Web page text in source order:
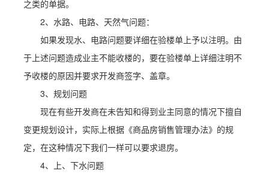
之类的单据。
2、水路、电路、天然气问题：
如果发现水、电路问题要详细在验楼单上予以注明。由
于上述问题造成业主不能收楼的，要在验楼单上详细注明不
予收楼的原因并要求开发商签字、盖章。
3、规划问题
现在有些开发商在未告知和得到业主同意的情况下擅自
变更规划设计，实际上根据《商品房销售管理办法》的规
定，在这种情况下我们一样可以要求退房。
4、上、下水问题